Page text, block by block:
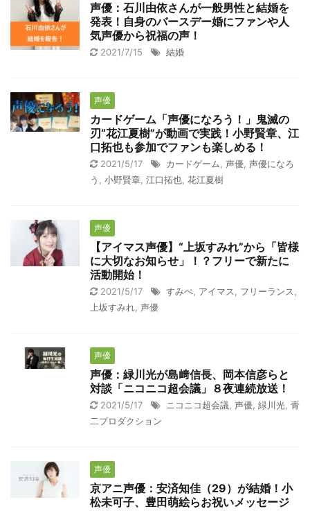
声優：石川由依さんが一般男性と結婚を
発表！自身のバースデー婚にファンや人
気声優から祝福の声！
2021/7/15 結婚
声優
カードゲーム「声優になろう！」鬼滅の
刃“花江夏樹”が動画で実践！小野賢章、江
口拓也も参加でファンも楽しめる！
2021/5/17 カードゲーム 声優 声優になろ
う
小野賢章 江口拓也 花江夏樹
声優
【アイマス声優】“上坂すみれ”から「皆様
に大切なお知らせ」！？フリーで新たに
活動開始！
2021/5/17 すみぺ アイマス フリーランス
上坂すみれ 声優
声優
声優：緑川光が島﨑信長、岡本信彦らと
対談「ニコニコ超会議」８夜連続放送！
2021/5/17 ニコニコ超会議 声優 緑川光 青
二プロダクション
声優
京アニ声優：安済知佳（29）が結婚！小
松未可子、豊田萌絵らお祝いメッセージ